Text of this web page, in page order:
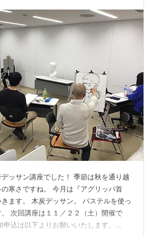
ッサン講座でした！ 季節は秋を通り越
の寒さですね。 今月は『アグリッパ首
ます。 木炭デッサン。 パステルを使っ
次回講座は１１／２２（土）開催で
込は以下よりお願いいたします。